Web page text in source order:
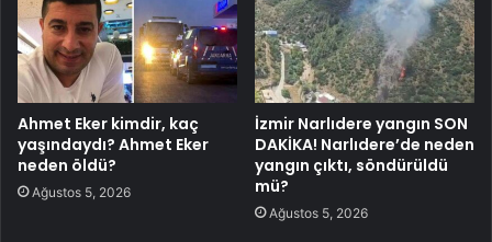
Ahmet Eker kimdir, kaç
yaşındaydı? Ahmet Eker
neden öldü?
Ağustos 5, 2026
İzmir Narlıdere yangın SON
DAKİKA! Narlıdere’de neden
yangın çıktı, söndürüldü
mü?
Ağustos 5, 2026